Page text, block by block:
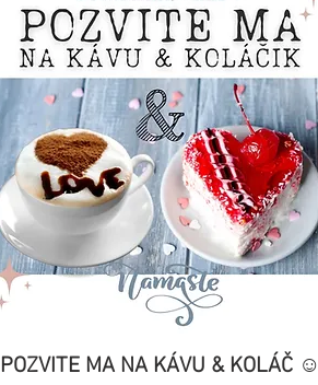
Rýchle zobrazenie
POZVITE MA NA KÁVU & KOLÁČ ☺️